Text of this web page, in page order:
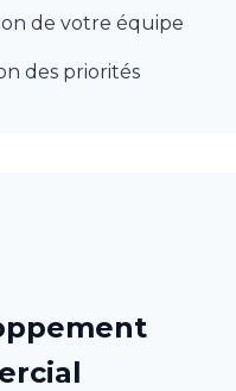
de votre équipe
des priorités